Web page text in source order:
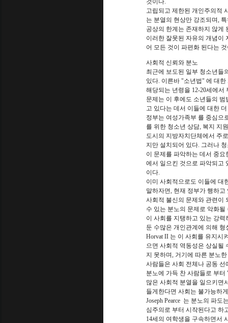
것이다.
고립되고 제한된 개인주의적
는 분열의 현상만 강조되며,
공상의 한계는 존재하지 않게
이러한 잘못된 자유의 개념이
어 모든 것이 파편화 된다는
사회적 신뢰와 분노
최근에 보도된 일부 청소년들
있다. 이른바 "소년법" 에 대
해당되는 년령을 12-20세에서
문제는 이 후에도 소년들의
고 있다는 데서 이들에 대한
정부는 여성가족부 를 중심으
를 위한 청소년 상담, 복지 지
도시의 지방자치단체에서 주
지만 설치되어 있다. 그러나
이 문제를 파악하는 데서 중
에서 일으킨 것으로 파악되고
이다.
이미 사회적으로도 이들에 대
말하자면, 현재 정부가 행하
사회적 불신의 문제와 관련이
수 있는 분노의 문제로 악화될
이 사회를 지탱하고 있는 강
둔 수많은 개인관계에 의해
Horvat II 는 이 사회를 유지시
으면 사회적 역동성은 상실될
지 못하며, 거기에 따른 분노
사람들은 사회 전체나 공동
분노에 가득 찬 사람들로 부
많은 사회적 분열을 일으키면
들게한다면 사회는 불가능하
Joseph Pearce 는 분노의 파
심주의로 부터 시작된다고 하
14세의 여학생을 구속하면서